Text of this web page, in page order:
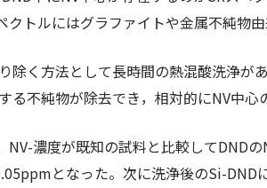
クトルにはグラファイトや金属不純物
除く方法として長時間の熱混酸洗浄が
る不純物が除去でき，相対的にNV中心
NV-濃度が既知の試料と比較してDND
となった。次に洗浄後のSi-DND